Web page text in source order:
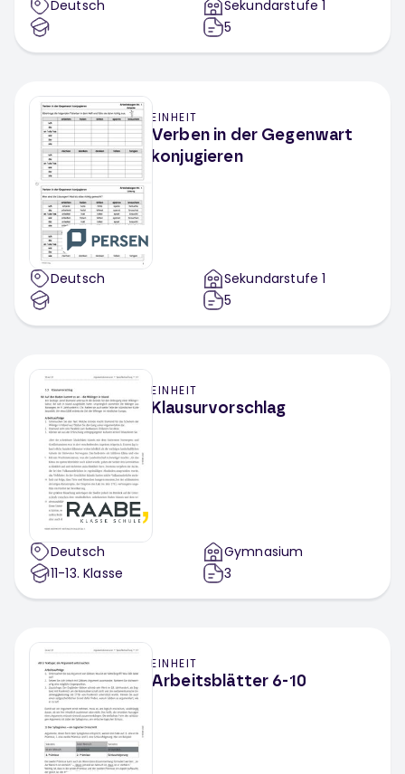
Deutsch
Sekundarstufe 1
5
EINHEIT
Verben in der Gegenwart
konjugieren
Deutsch
Sekundarstufe 1
5
EINHEIT
Klausurvorschlag
Deutsch
11-13. Klasse
Gymnasium
3
EINHEIT
Arbeitsblätter 6-10